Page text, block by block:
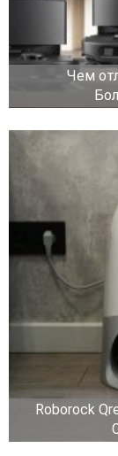
Чем
Roborock